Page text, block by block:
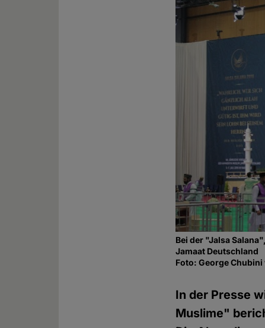
Bei der "Jalsa
Jamaat Deutschland
Foto: George
In der Presse
Muslime"